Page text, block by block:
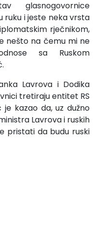
glasnogovornice
ruku i jeste neka vrsta
rječnikom,
nešto na čemu mi ne
sa Ruskom
Lavrova i Dodika
tretiraju entitet RS
je kazao da, uz dužno
Lavrova i ruskih
pristati da budu ruski